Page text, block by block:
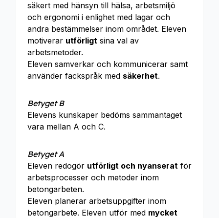
säkert med hänsyn till hälsa, arbetsmiljö
och ergonomi i enlighet med lagar och
andra bestämmelser inom området. Eleven
motiverar utförligt sina val av
arbetsmetoder.
Eleven samverkar och kommunicerar samt
använder fackspråk med säkerhet.
Betyget B
Elevens kunskaper bedöms sammantaget
vara mellan A och C.
Betyget A
Eleven redogör utförligt och nyanserat för
arbetsprocesser och metoder inom
betongarbeten.
Eleven planerar arbetsuppgifter inom
betongarbete. Eleven utför med mycket